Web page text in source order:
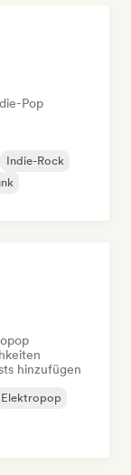
Pop
Indie-Rock
hinzufügen
Elektropop